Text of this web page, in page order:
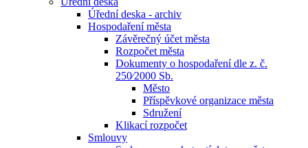
Úřední deska - archiv
Hospodaření města
Závěrečný účet města
Rozpočet města
Dokumenty o hospodaření dle z. č.
250⁄2000 Sb.
Město
Příspěvkové organizace města
Sdružení
Klikací rozpočet
Smlouvy